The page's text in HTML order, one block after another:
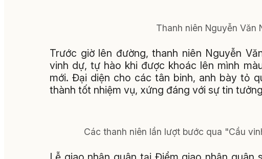
Thanh niên Nguyễn Văn
Trước giờ lên đường, thanh niên Nguyễn
vinh dự, tự hào khi được khoác lên mình
mới. Đại diện cho các tân binh, anh bày tỏ
thành tốt nhiệm vụ, xứng đáng với sự tin
Các thanh niên lần lượt bước qua "Cầu